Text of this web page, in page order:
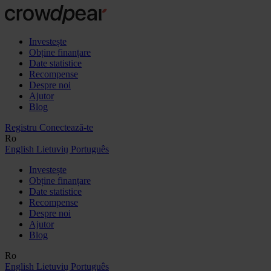
Investește
Obține finanțare
Date statistice
Recompense
Despre noi
Ajutor
Blog
Registru Conectează-te
Ro
English Lietuvių Português
Investește
Obține finanțare
Date statistice
Recompense
Despre noi
Ajutor
Blog
Ro
English Lietuvių Português